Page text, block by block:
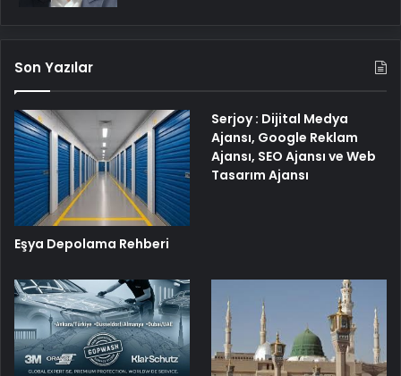
Son Yazılar
Eşya Depolama Rehberi
Serjoy : Dijital Medya
Ajansı, Google Reklam
Ajansı, SEO Ajansı ve Web
Tasarım Ajansı